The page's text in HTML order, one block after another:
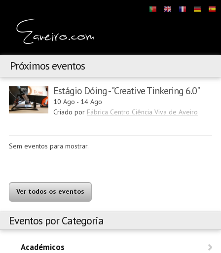
Próximos eventos
Estágio Dóing - "Creative Tinkering 6.0"
10 Ago - 14 Ago
Criado por Fábrica Centro Ciência Viva de Aveiro
Sem eventos para mostrar.
Ver todos os eventos
Eventos por Categoria
Académicos